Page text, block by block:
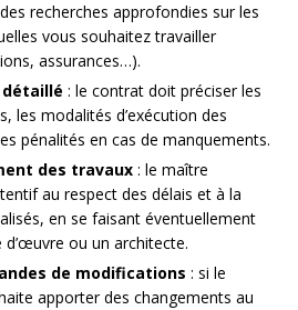
recherches approfondies sur les
vous souhaitez travailler
assurances…).
: le contrat doit préciser les
les modalités d’exécution des
pénalités en cas de manquements.
des travaux : le maître
au respect des délais et à la
en se faisant éventuellement
ou un architecte.
de modifications : si le
apporter des changements au